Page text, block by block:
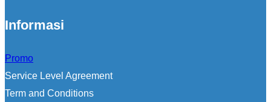
Informasi
Promo
Service Level Agreement
Term and Conditions